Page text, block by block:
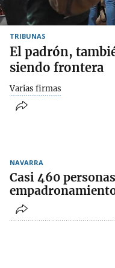
TRIBUNAS
El padrón,
siendo frontera
Varias firmas
NAVARRA
Casi 460